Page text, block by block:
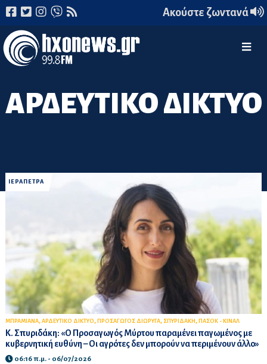
Ακούστε ζωντανά
ΑΡΔΕΥΤΙΚΟ ΔΙΚΤΥΟ
ΙΕΡΑΠΕΤΡΑ
ΜΠΡΑΜΙΑΝΑ, ΑΡΔΕΥΤΙΚΟ ΔΙΚΤΥΟ, ΠΡΟΣΑΓΩΓΟΣ ΔΙΩΡΥΓΑ, ΣΠΥΡΙΔΑΚΗ , ΠΑΣΟΚ - ΚΙΝΑΛ
Κ. Σπυριδάκη: «Ο Προσαγωγός Μύρτου παραμένει παγωμένος με
κυβερνητική ευθύνη – Οι αγρότες δεν μπορούν να περιμένουν άλλο»
06:16 π.μ. - 06/07/2026